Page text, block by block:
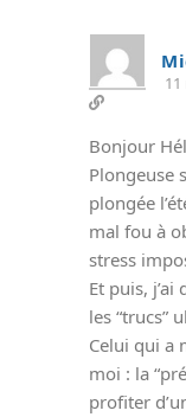
Bonjour
Plongeuse
plongée
mal fou à
stress
Et puis,
les “trucs”
Celui qui a
moi : la
profiter